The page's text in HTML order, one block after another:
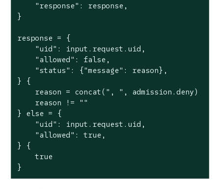
    "response": response,
}
response = {
    "uid": input.request.uid,
    "allowed": false,
    "status": {"message": reason},
} {
    reason = concat(", ", admission.deny)
    reason != ""
} else = {
    "uid": input.request.uid,
    "allowed": true,
} {
    true
}